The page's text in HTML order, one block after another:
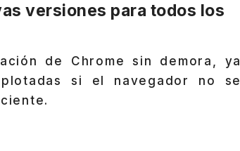
versiones para todos los
de Chrome sin demora, ya
si el navegador no se